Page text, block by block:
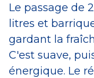
Le passage de
litres et
gardant la
C'est suave,
énergique. Le